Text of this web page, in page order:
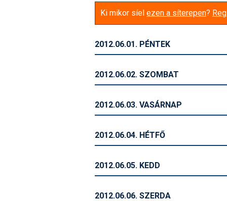
Ki mikor síel ezen a síterepen?
2012.06.01. PÉNTEK
2012.06.02. SZOMBAT
2012.06.03. VASÁRNAP
2012.06.04. HÉTFŐ
2012.06.05. KEDD
2012.06.06. SZERDA